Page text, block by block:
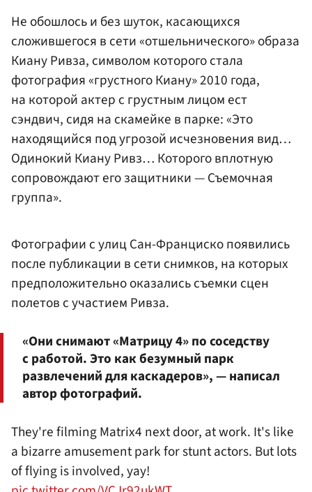
Не обошлось и без шуток, касающихся
сложившегося в сети «отшельнического» образа
Киану Ривза, символом которого стала
фотография «грустного Киану» 2010 года,
на которой актер с грустным лицом ест
сэндвич, сидя на скамейке в парке: «Это
находящийся под угрозой исчезновения вид…
Одинокий Киану Ривз… Которого вплотную
сопровождают его защитники — Съемочная
группа».
Фотографии с улиц Сан-Франциско появились
после публикации в сети снимков, на которых
предположительно оказались съемки сцен
полетов с участием Ривза.
«Они снимают «Матрицу 4» по соседству
с работой. Это как безумный парк
развлечений для каскадеров», — написал
автор фотографий.
They're filming Matrix4 next door, at work. It's like
a bizarre amusement park for stunt actors. But lots
of flying is involved, yay!